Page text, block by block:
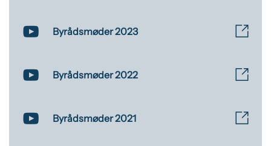
Byrådsmøder 2023
Byrådsmøder 2022
Byrådsmøder 2021